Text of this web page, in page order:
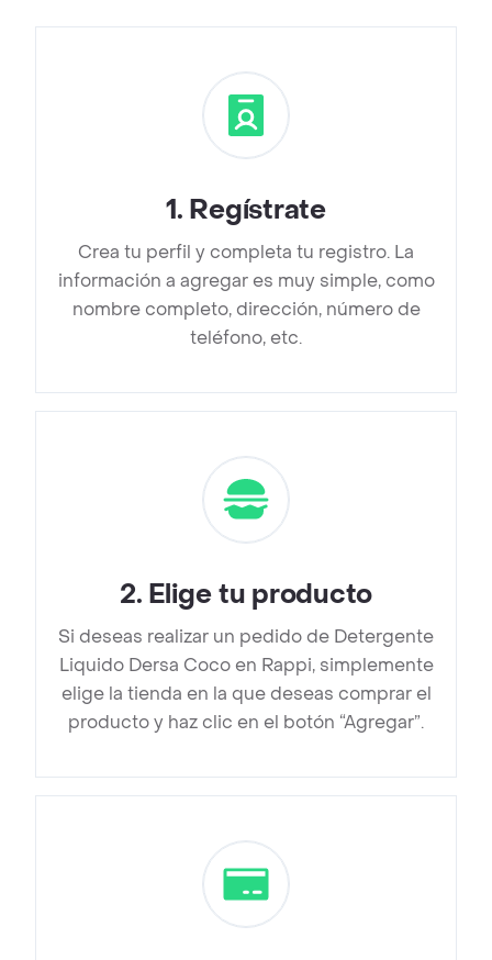
1. Regístrate
Crea tu perfil y completa tu registro. La
información a agregar es muy simple, como
nombre completo, dirección, número de
teléfono, etc.
2. Elige tu producto
Si deseas realizar un pedido de Detergente
Liquido Dersa Coco en Rappi, simplemente
elige la tienda en la que deseas comprar el
producto y haz clic en el botón “Agregar”.